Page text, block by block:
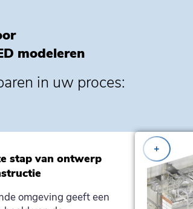
modeleren
in uw proces:
stap van ontwerp
omgeving geeft een
+